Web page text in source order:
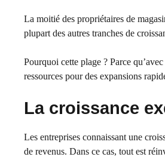
La moitié des propriétaires de
plupart des autres tranches de
Pourquoi cette plage ? Parce
ressources pour des expansions
La croissance
Les entreprises connaissant une
de revenus. Dans ce cas, tout est